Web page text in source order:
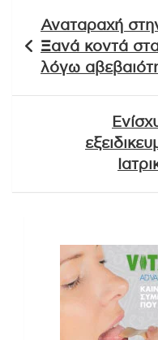
άρθρων
Αναταραχή
Ξανά κοντά
λόγω